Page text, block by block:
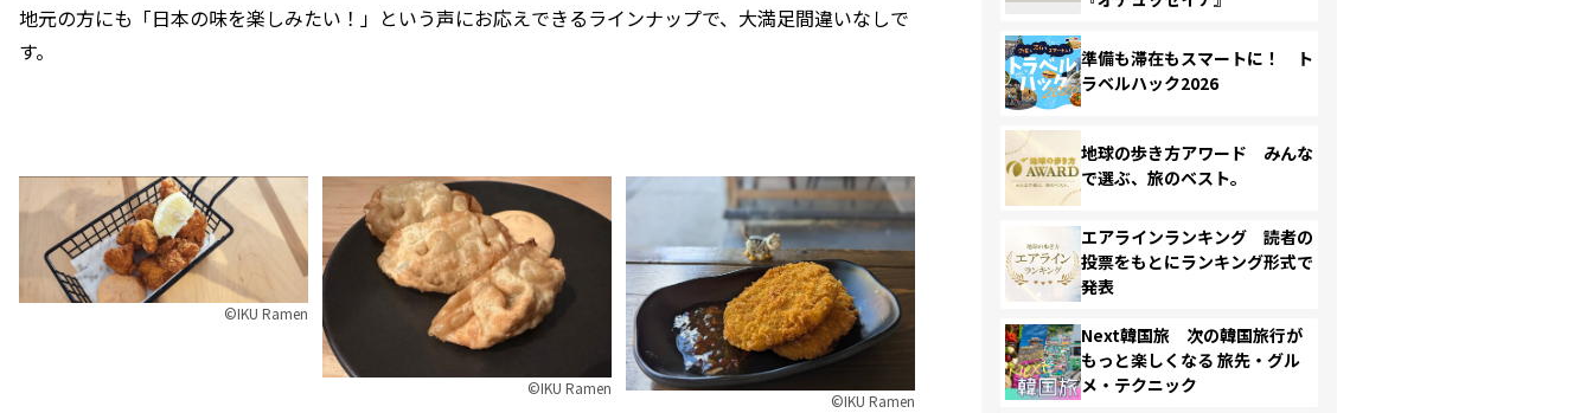
地元の方にも「日本の味を楽しみたい！」という声にお応えできるラインナップで、大満足間違いなしで
す。
©︎IKU Ramen
©︎IKU Ramen
©︎IKU Ramen
準備も滞在もスマートに！ ト
ラベルハック2026
地球の歩き方アワード みんな
で選ぶ、旅のベスト。
エアラインランキング 読者の
投票をもとにランキング形式で
発表
Next韓国旅 次の韓国旅行が
もっと楽しくなる 旅先・グル
メ・テクニック